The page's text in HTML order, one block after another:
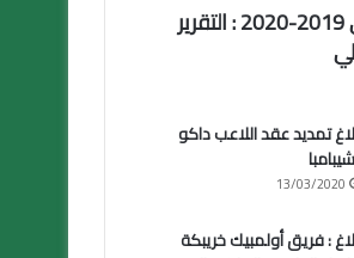
الجمع العام العادي 2019-2020 : التقرير
تمديد عقد اللاعب داكو
13/03/2020
: فريق أولمبيك خريبكة